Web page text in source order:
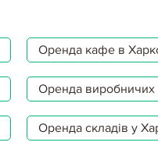
Оренда кафе в
Оренда виробничих
Оренда складів у